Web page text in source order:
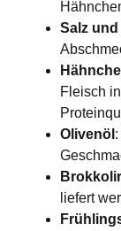
Salz
Fleisch
Olivenöl
liefert